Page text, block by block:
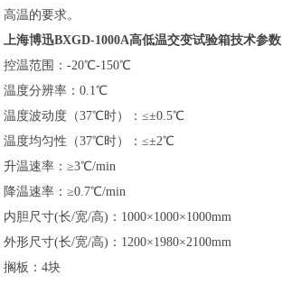
高温的要求。
上海博迅BXGD-1000A高低温交变试验箱技术参数
控温范围：-20℃-150℃
温度分辨率：0.1℃
温度波动度（37℃时）：≤±0.5℃
温度均匀性（37℃时）：≤±2℃
升温速率：≥3℃/min
降温速率：≥0.7℃/min
内胆尺寸(长/宽/高)： 1000×1000×1000mm
外形尺寸(长/宽/高)： 1200×1980×2100mm
搁板：4块